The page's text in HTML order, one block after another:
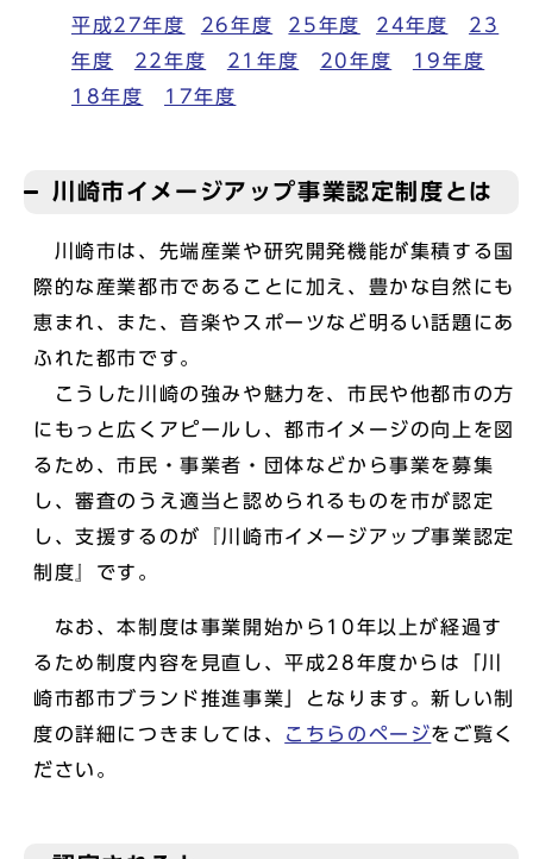
平成27年度
26年度 25年度 24年度
23
年度
22年度 21年度 20年度
19年度
18年度
17年度
川崎市イメージアップ事業認定制度とは
川崎市は、先端産業や研究開発機能が集積する国
際的な産業都市であることに加え、豊かな自然にも
恵まれ、また、音楽やスポーツなど明るい話題にあ
ふれた都市です。
こうした川崎の強みや魅力を、市民や他都市の方
にもっと広くアピールし、都市イメージの向上を図
るため、市民・事業者・団体などから事業を募集
し、審査のうえ適当と認められるものを市が認定
し、支援するのが『川崎市イメージアップ事業認定
制度』です。
なお、本制度は事業開始から10年以上が経過す
るため制度内容を見直し、平成28年度からは「川
崎市都市ブランド推進事業」となります。新しい制
度の詳細につきましては、
こちらのページをご覧く
ださい。